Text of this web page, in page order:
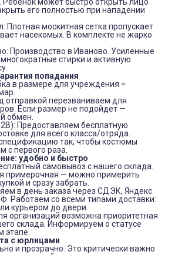
его полностью при нападении
Плотная москитная сетка пропускает
насекомых. В комплекте не жарко
Производство в Иваново. Усиленные
стирки и активную
попадания
в размере для учреждения =
отправкой перезваниваем для
Если размер не подойдет —
обмен.
Предоставляем бесплатную
для всего класса/отряда.
так, чтобы костюмы
с первого раза.
удобно и быстро
самовывоз с нашего склада.
примерочная — можно примерить
и сразу забрать.
в день заказа через СДЭК, Яндекс
Работаем со всеми типами доставки:
курьером до двери.
организаций возможна приоритетная
склада. Информируем о статусе
этапе.
с юрлицами
и прозрачно. Это критически важно